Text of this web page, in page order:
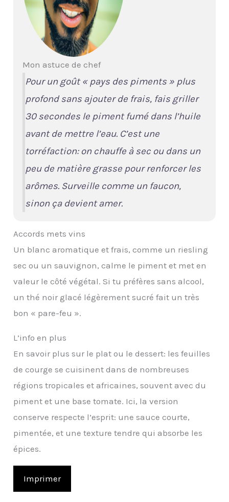
Mon astuce de chef
Pour un goût « pays des piments » plus
profond sans ajouter de frais, fais griller
30 secondes le piment fumé dans l’huile
avant de mettre l’eau. C’est une
torréfaction: on chauffe à sec ou dans un
peu de matière grasse pour renforcer les
arômes. Surveille comme un faucon,
sinon ça devient amer.
Accords mets vins
Un blanc aromatique et frais, comme un riesling
sec ou un sauvignon, calme le piment et met en
valeur le côté végétal. Si tu préfères sans alcool,
un thé noir glacé légèrement sucré fait un très
bon « pare-feu ».
L’info en plus
En savoir plus sur le plat ou le dessert: les feuilles
de courge se cuisinent dans de nombreuses
régions tropicales et africaines, souvent avec du
piment et une base tomate. Ici, la version
conserve respecte l’esprit: une sauce courte,
pimentée, et une texture tendre qui absorbe les
épices.
Imprimer